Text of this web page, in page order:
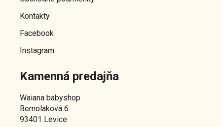
Kontakty
Facebook
Instagram
Kamenná predajňa
Waiana babyshop
Bernolaková 6
93401 Levice